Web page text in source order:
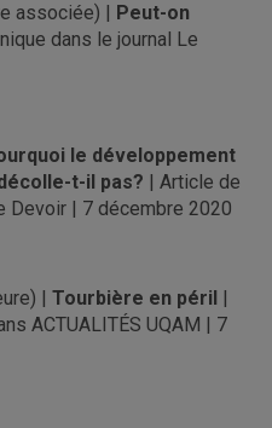
associée) | Peut-on
dans le journal Le
le développement
t-il pas? | Article de
Devoir | 7 décembre 2020
| Tourbière en péril |
ACTUALITÉS UQAM | 7